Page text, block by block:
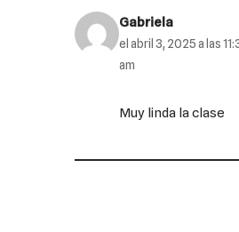
Gabriela
el abril 3, 2025 a las
am
Muy linda la clase